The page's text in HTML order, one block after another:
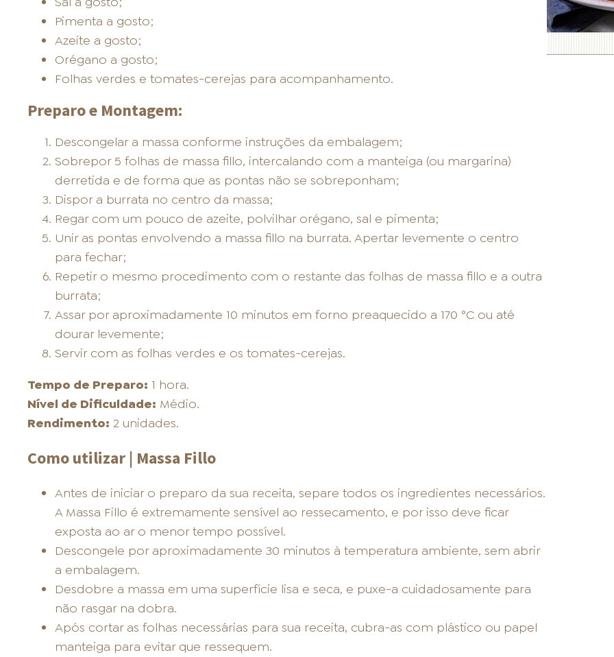
Pimenta a gosto;
Azeite a gosto;
Orégano a gosto;
Folhas verdes e tomates-cerejas para acompanhamento.
Preparo e Montagem:
Descongelar a massa conforme instruções da embalagem;
Sobrepor 5 folhas de massa fillo, intercalando com a manteiga (ou margarina)
derretida e de forma que as pontas não se sobreponham;
Dispor a burrata no centro da massa;
Regar com um pouco de azeite, polvilhar orégano, sal e pimenta;
Unir as pontas envolvendo a massa fillo na burrata. Apertar levemente o centro
para fechar;
Repetir o mesmo procedimento com o restante das folhas de massa fillo e a outra
burrata;
Assar por aproximadamente 10 minutos em forno preaquecido a 170 °C ou até
dourar levemente;
Servir com as folhas verdes e os tomates-cerejas.
Tempo de Preparo: 1 hora.
Nível de Dificuldade: Médio.
Rendimento: 2 unidades.
Como utilizar | Massa Fillo
Antes de iniciar o preparo da sua receita, separe todos os ingredientes necessários.
A Massa Fillo é extremamente sensível ao ressecamento, e por isso deve ficar
exposta ao ar o menor tempo possível.
Descongele por aproximadamente 30 minutos à temperatura ambiente, sem abrir
a embalagem.
Desdobre a massa em uma superfície lisa e seca, e puxe-a cuidadosamente para
não rasgar na dobra.
Após cortar as folhas necessárias para sua receita, cubra-as com plástico ou papel
manteiga para evitar que ressequem.